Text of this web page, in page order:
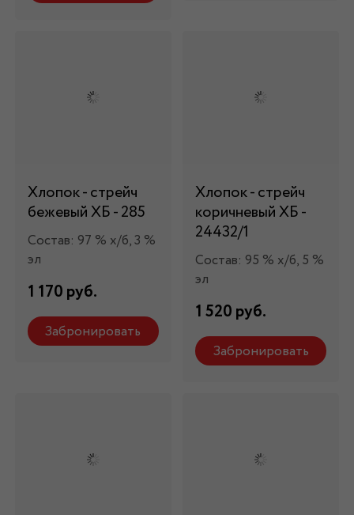
Хлопок - стрейч
бежевый ХБ - 285
Состав: 97 % х/б, 3 %
эл
1 170 руб.
Забронировать
Хлопок - стрейч
коричневый ХБ -
24432/1
Состав: 95 % х/б, 5 %
эл
1 520 руб.
Забронировать